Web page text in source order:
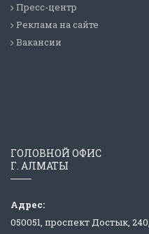
Пресс-центр
Реклама на сайте
Вакансии
ГОЛОВНОЙ ОФИС
Г. АЛМАТЫ
Адрес:
050051, проспект Достык,